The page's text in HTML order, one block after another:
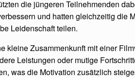
die jüngeren Teilnehmenden
und hatten gleichzeitig die
Leidenschaft teilen.
kleine Zusammenkunft mit einer
Leistungen oder mutige
was die Motivation zusätzlich